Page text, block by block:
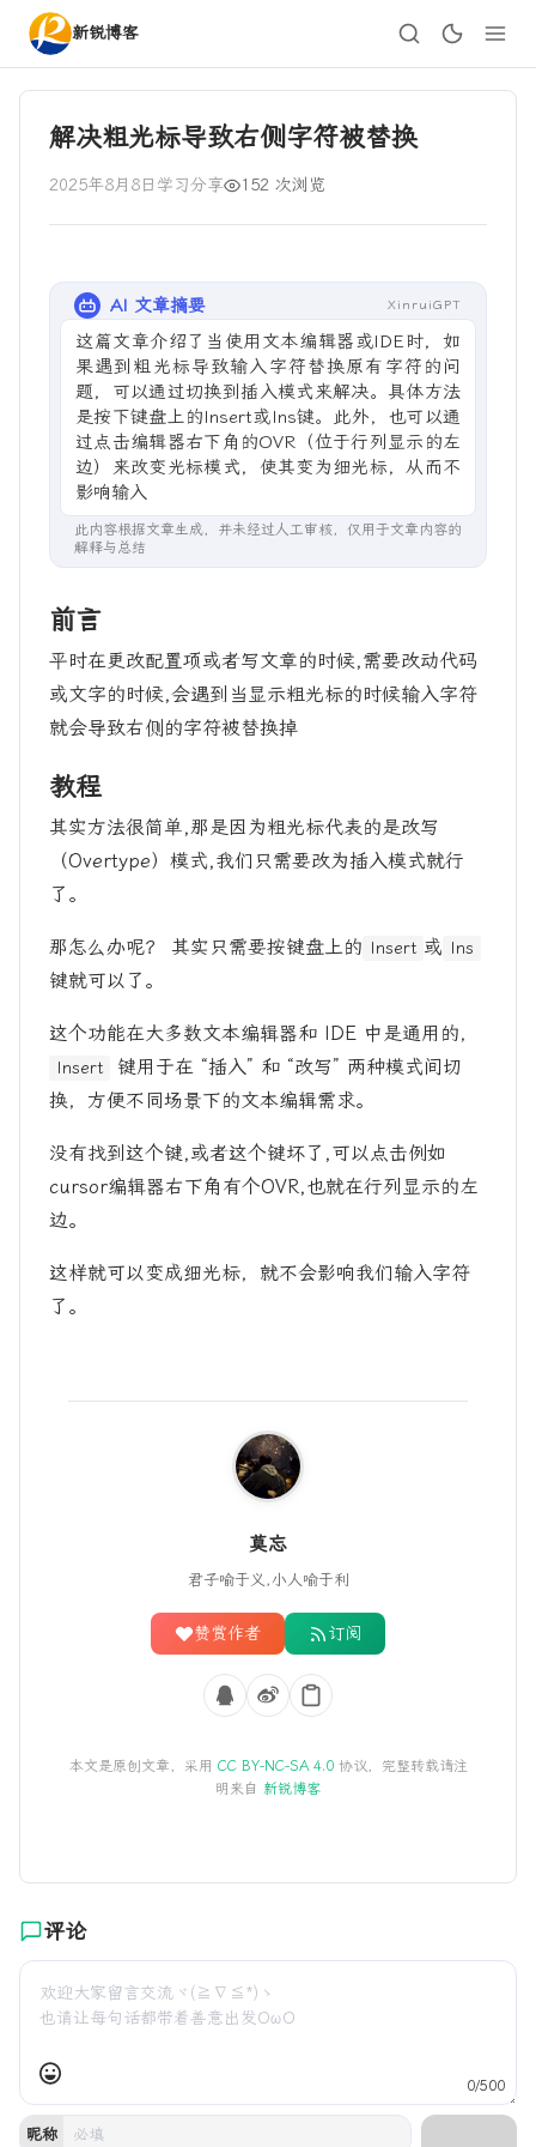
新锐博客
解决粗光标导致右侧字符被替换
2025年8月8日 学习分享 152 次浏览
AI 文章摘要 XinruiGPT
这篇文章介绍了当使用文本编辑器或IDE时，如
果遇到粗光标导致输入字符替换原有字符的问
题，可以通过切换到插入模式来解决。具体方法
是按下键盘上的Insert或Ins键。此外，也可以通
过点击编辑器右下角的OVR（位于行列显示的左
边）来改变光标模式，使其变为细光标，从而不
影响输入。这一
此内容根据文章生成，并未经过人工审核，仅用于文章内容的
解释与总结
前言
平时在更改配置项或者写文章的时候,需要改动代码
或文字的时候,会遇到当显示粗光标的时候输入字符
就会导致右侧的字符被替换掉
教程
其实方法很简单,那是因为粗光标代表的是改写
（Overtype）模式,我们只需要改为插入模式就行
了。
那怎么办呢？ 其实只需要按键盘上的 Insert 或 Ins
键就可以了。
这个功能在大多数文本编辑器和 IDE 中是通用的，
Insert
键用于在 “插入” 和 “改写” 两种模式间切
换，方便不同场景下的文本编辑需求。
没有找到这个键,或者这个键坏了,可以点击例如
cursor编辑器右下角有个OVR,也就在行列显示的左
边。
这样就可以变成细光标，就不会影响我们输入字符
了。
莫忘
君子喻于义,小人喻于利
赞赏作者 订阅
本文是原创文章，采用 CC BY-NC-SA 4.0协议，完整转载请注
明来自 新锐博客
评论
昵称
0/500